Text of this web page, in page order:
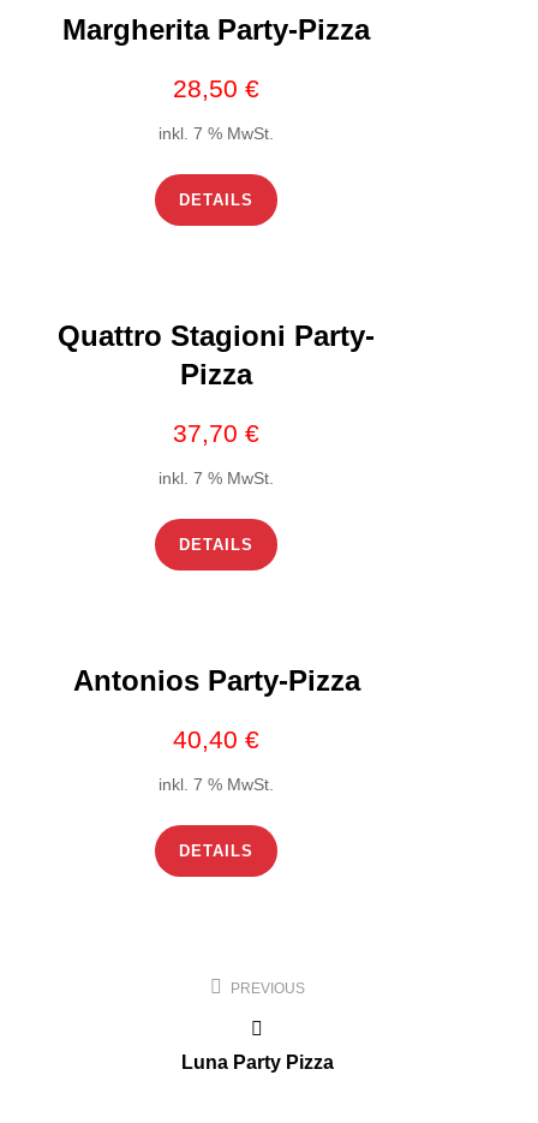
Margherita Party-Pizza
28,50 €
inkl. 7 % MwSt.
DETAILS
Quattro Stagioni Party-
Pizza
37,70 €
inkl. 7 % MwSt.
DETAILS
Antonios Party-Pizza
40,40 €
inkl. 7 % MwSt.
DETAILS
Beitragsnavigation
PREVIOUS
Luna Party Pizza